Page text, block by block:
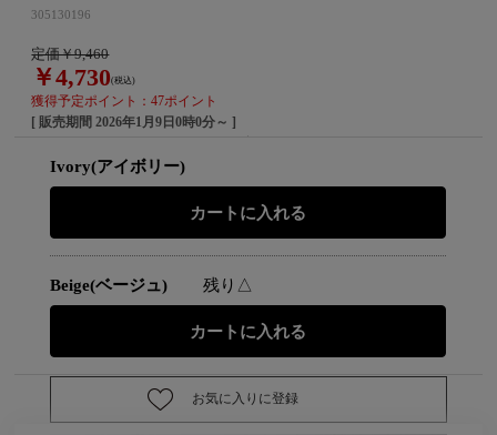
305130196
定価￥9,460
￥4,730(税込)
獲得予定ポイント：47ポイント
[ 販売期間2026年1月9日0時0分～ ]
Ivory(アイボリー)
Beige(ベージュ) 残り△
お気に入りに登録